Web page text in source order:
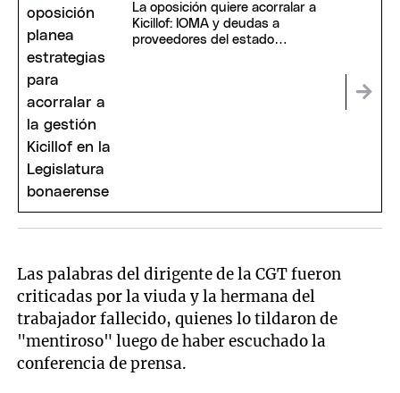
La oposición quiere acorralar a
Kicillof: IOMA y deudas a
proveedores del estado
Las palabras del dirigente de la CGT fueron
criticadas por la viuda y la hermana del
trabajador fallecido, quienes lo tildaron de
"mentiroso" luego de haber escuchado la
conferencia de prensa.